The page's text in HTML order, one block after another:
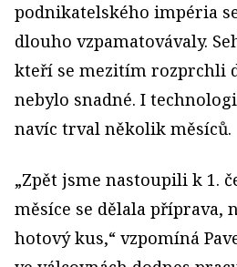
podnikatelského impéria
dlouho vzpamatovávaly.
kteří se mezitím rozprchli
nebylo snadné. I
navíc trval několik měsíců.
„Zpět jsme nastoupili k 1.
měsíce se dělala příprava,
hotový kus,“ vzpomíná